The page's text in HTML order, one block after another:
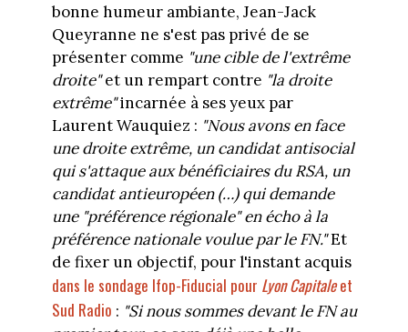
bonne humeur ambiante, Jean-Jack
Queyranne ne s'est pas privé de se
présenter comme "une cible de l'extrême
droite"et un rempart contre "la droite
extrême"incarnée à ses yeux par
Laurent Wauquiez : "Nous avons en face
une droite extrême, un candidat antisocial
qui s'attaque aux bénéficiaires du RSA, un
candidat antieuropéen (…) qui demande
une "préférence régionale" en écho à la
préférence nationale voulue par le FN."Et
de fixer un objectif, pour l'instant acquis
dans le sondage Ifop-Fiducial pour Lyon Capitaleet
Sud Radio : "Si nous sommes devant le FN au